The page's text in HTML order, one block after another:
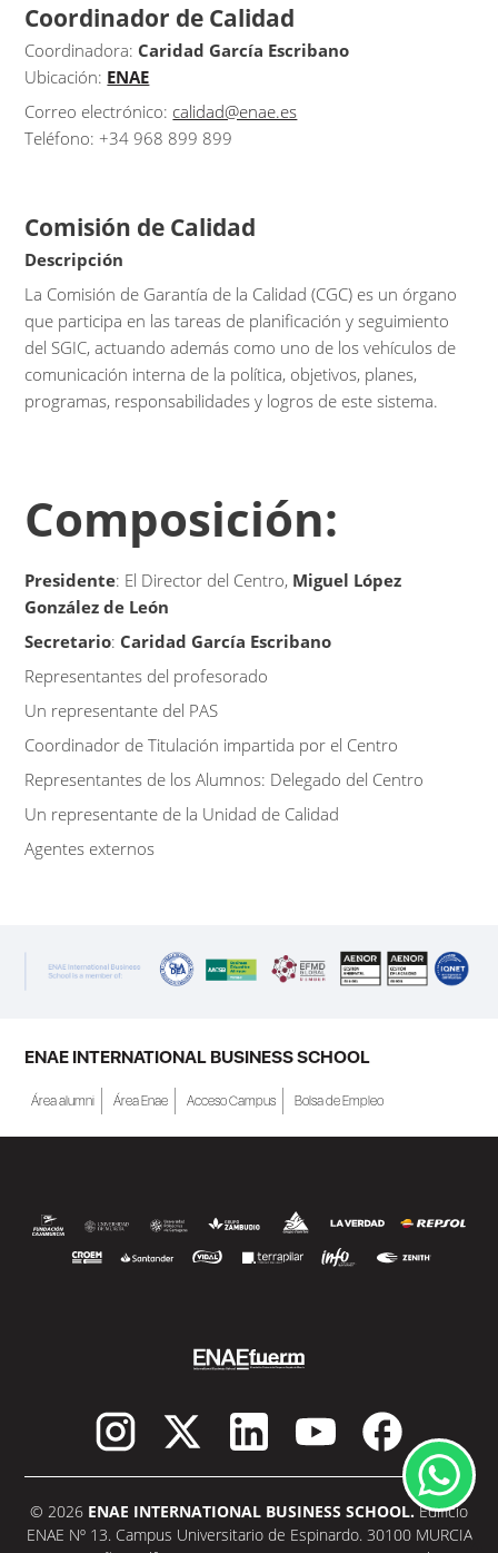
Coordinador de Calidad
Coordinadora: Caridad García Escribano
Ubicación: ENAE
Correo electrónico: calidad@enae.es
Teléfono: +34 968 899 899
Comisión de Calidad
Descripción
La Comisión de Garantía de la Calidad (CGC) es un órgano
que participa en las tareas de planificación y seguimiento
del SGIC, actuando además como uno de los vehículos de
comunicación interna de la política, objetivos, planes,
programas, responsabilidades y logros de este sistema.
Composición:
Presidente: El Director del Centro, Miguel López
González de León
Secretario: Caridad García Escribano
Representantes del profesorado
Un representante del PAS
Coordinador de Titulación impartida por el Centro
Representantes de los Alumnos: Delegado del Centro
Un representante de la Unidad de Calidad
Agentes externos
ENAE INTERNATIONAL BUSINESS SCHOOL
Área alumni Área Enae Acceso Campus Bolsa de Empleo
© 2026 ENAE INTERNATIONAL BUSINESS SCHOOL.Edificio
ENAE Nº 13. Campus Universitario de Espinardo. 30100 MURCIA